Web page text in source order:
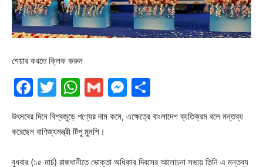
শেয়ার করতে ক্লিক করুন
Facebook
Twitter
WhatsApp
GmailMessenger
উৎসবের দিনে বিশ্বজুড়ে পণ্যের দাম কমে, এক্ষেত্রে বাংলাদেশ ব্যতিক্রম বলে মন্তব্য
করেছেন বাণিজ্যমন্ত্রী টিপু মুনশি।
বুধবার (১৫ মার্চ) রাজধানীতে ভোক্তা অধিকার দিবসের আলোচনা সভায় তিনি এ মন্তব্য